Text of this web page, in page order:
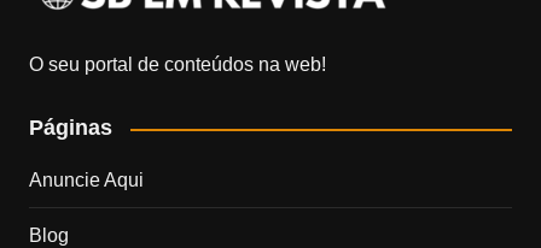
O seu portal de conteúdos na web!
Páginas
Anuncie Aqui
Blog